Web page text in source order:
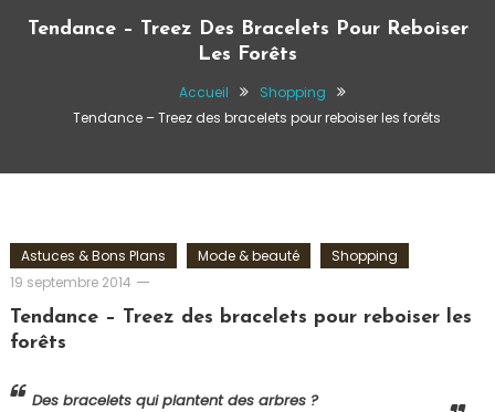
Tendance – Treez Des Bracelets Pour Reboiser
Les Forêts
Accueil
Shopping
Tendance – Treez des bracelets pour reboiser les forêts
Astuces & Bons Plans Mode & beauté
Shopping
19 septembre 2014
Romain-
Tendance – Treez des bracelets pour reboiser les
forêts
Des bracelets qui plantent des arbres ?